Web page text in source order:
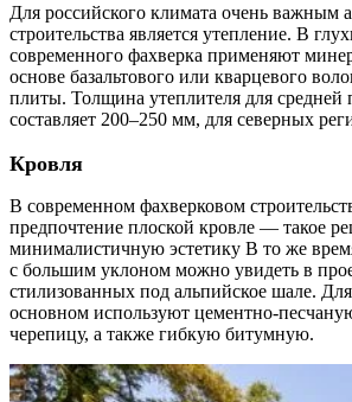
Для российского климата очень важным
строительства является утепление. В
современного фахверка применяют
основе базальтового или кварцевого
плиты. Толщина утеплителя для средней
составляет 200–250 мм, для северных
Кровля
В современном фахверковом
предпочтение плоской кровле — такое
минималистичную эстетику В то же
с большим уклоном можно увидеть в
стилизованных под альпийское шале.
основном используют цементно-
черепицу, а также гибкую битумную.